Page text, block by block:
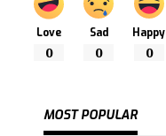
Love
0
Sad
0
Happy
0
MOST POPULAR